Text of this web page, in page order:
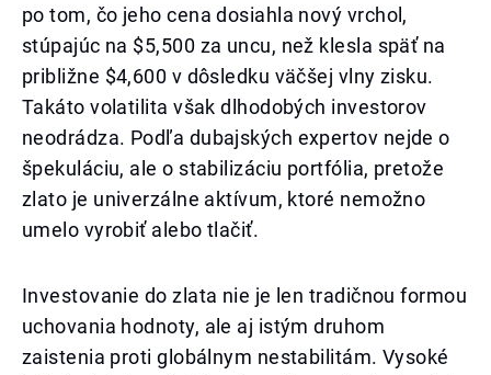
po tom, čo jeho cena dosiahla nový vrchol,
stúpajúc na $5,500 za uncu, než klesla späť na
približne $4,600 v dôsledku väčšej vlny zisku.
Takáto volatilita však dlhodobých investorov
neodrádza. Podľa dubajských expertov nejde o
špekuláciu, ale o stabilizáciu portfólia, pretože
zlato je univerzálne aktívum, ktoré nemožno
umelo vyrobiť alebo tlačiť.
Investovanie do zlata nie je len tradičnou formou
uchovania hodnoty, ale aj istým druhom
zaistenia proti globálnym nestabilitám. Vysoké